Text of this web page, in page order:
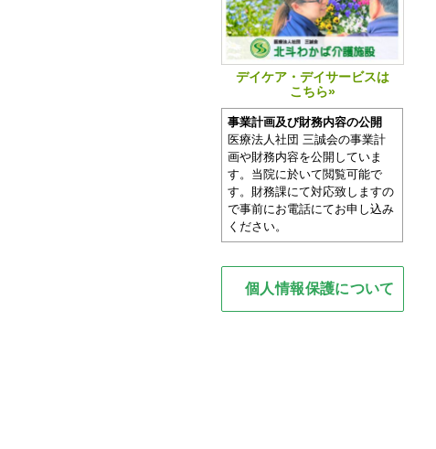
デイケア・デイサービスは
こちら»
事業計画及び財務内容の公開
医療法人社団 三誠会の事業計
画や財務内容を公開していま
す。当院に於いて閲覧可能で
す。財務課にて対応致しますの
で事前にお電話にてお申し込み
ください。
個人情報保護について